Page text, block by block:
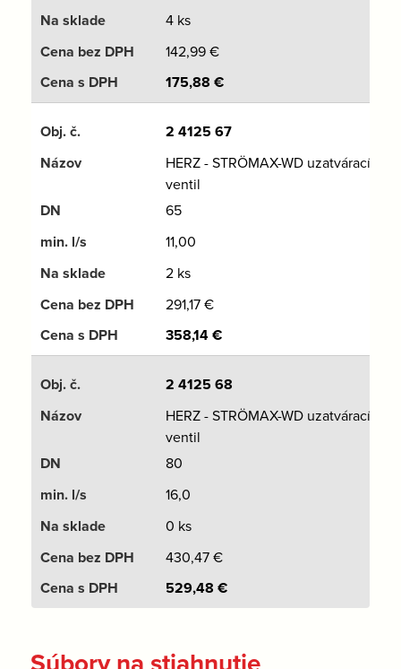
4 ks
142,99€
175,88 €
2 4125 67
HERZ - STRÖMAX-WD uzatvárací
ventil
65
11,00
2 ks
291,17€
358,14€
2 4125 68
HERZ - STRÖMAX-WD uzatvárací
ventil
80
16,0
0 ks
430,47€
529,48 €